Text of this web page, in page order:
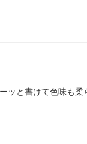
と書けて色味も柔